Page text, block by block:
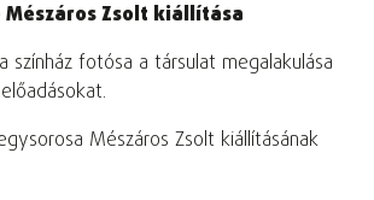
Mészáros Zsolt kiállítása
színház fotósa a társulat megalakulása
Mészáros Zsolt kiállításának